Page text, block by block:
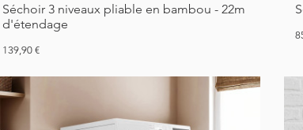
Séchoir 3 niveaux pliable en bambou - 22m
d'étendage
Prix
139,90 €